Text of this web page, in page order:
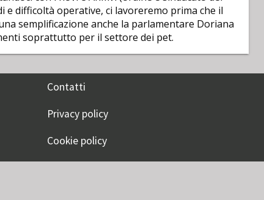
difficoltà operative, ci lavoreremo prima che il
semplificazione anche la parlamentare Doriana
soprattutto per il settore dei pet.
Contatti
Privacy policy
Cookie policy